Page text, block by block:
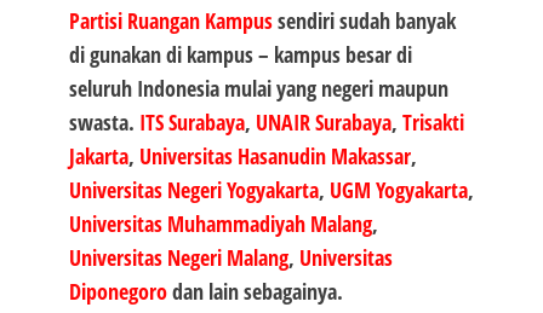
Partisi Ruangan Kampussendiri sudah banyak
di gunakan di kampus – kampus besar di
seluruh Indonesia mulai yang negeri maupun
swasta. ITS Surabaya, UNAIR Surabaya, Trisakti
Jakarta, Universitas Hasanudin Makassar,
Universitas Negeri Yogyakarta, UGM Yogyakarta,
Universitas Muhammadiyah Malang,
Universitas Negeri Malang, Universitas
Diponegorodan lain sebagainya.